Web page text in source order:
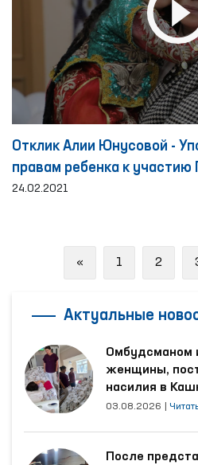
Отклик Алии Юнусовой -
правам ребенка к участию
сессии Совета по правам
24.02.2021
«Previous
1 2
Актуальные
Омбудсманом
женщины,
насилия в
области
03.08.2026
После